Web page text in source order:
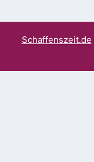
Schaffenszeit.de